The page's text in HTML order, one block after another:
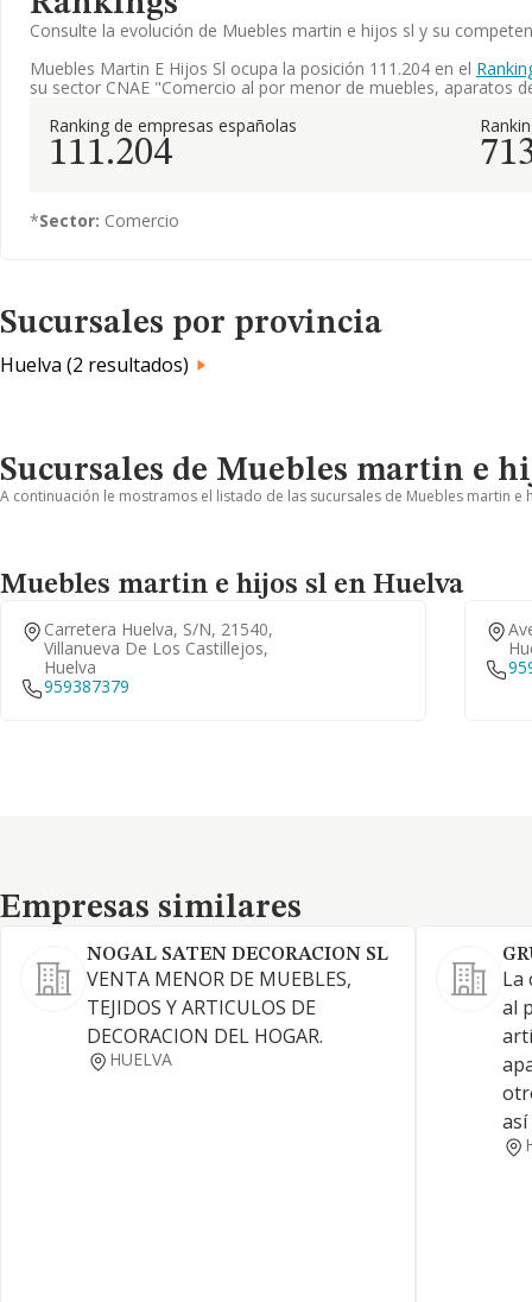
Consulte la evolución de Muebles martin e hijos sl y su
Muebles Martin E Hijos Sl ocupa la posición 111.204 en el
su sector CNAE "Comercio al por menor de muebles, aparatos
Ranking de empresas españolas
111.204
*Sector: Comercio
Sucursales por provincia
Huelva (2 resultados)
Sucursales de Muebles martin e
A continuación le mostramos el listado de las sucursales de Muebles martin
Muebles martin e hijos sl en Huelva
Carretera Huelva, S/n, 21540,
Villanueva De Los Castillejos,
Huelva
959387379
Empresas similares
Empresas similares
NOGAL SATEN DECORACION SL
VENTA MENOR DE MUEBLES,
TEJIDOS Y ARTICULOS DE
DECORACION DEL HOGAR.
HUELVA
La
al